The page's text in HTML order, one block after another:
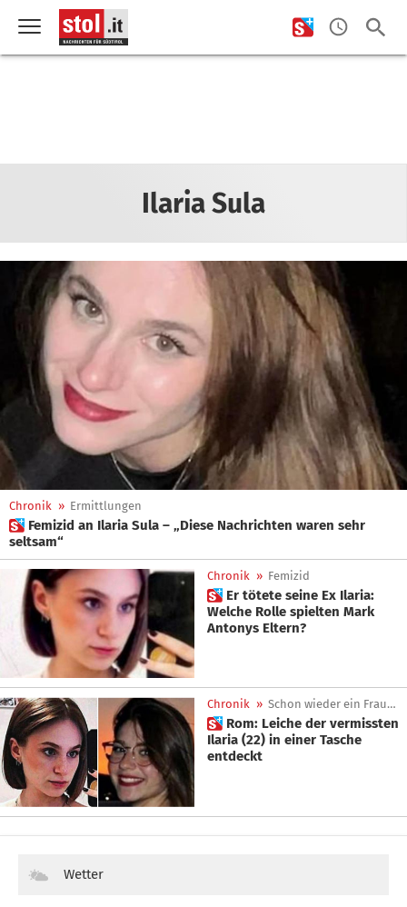
Ilaria Sula
Chronik » Ermittlungen
 Femizid an Ilaria Sula – „Diese Nachrichten waren sehr
seltsam“
Chronik » Femizid
 Er tötete seine Ex Ilaria:
Welche Rolle spielten Mark
Antonys Eltern?
Chronik » Schon wieder ein Frauenmord
 Rom: Leiche der vermissten
Ilaria (22) in einer Tasche
entdeckt
Wetter